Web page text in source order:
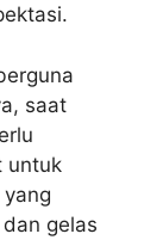
saat
untuk
gelas